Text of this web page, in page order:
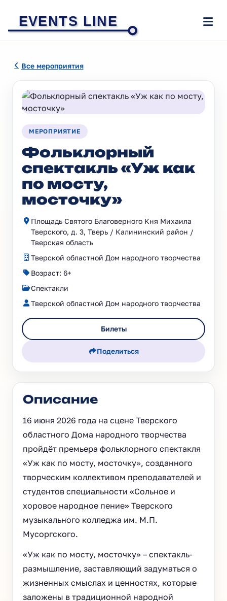
EVENTS LINE
Все мероприятия
МЕРОПРИЯТИЕ
Фольклорный
спектакль «Уж как
по мосту,
мосточку»
Площадь Святого Благоверного Кня Михаила
Тверского, д. 3, Тверь / Калининский район /
Тверская область
Тверской областной Дом народного творчества
Возраст: 6+
Спектакли
Тверской областной Дом народного творчества
Билеты
Поделиться
Описание
16 июня 2026 года на сцене Тверского
областного Дома народного творчества
пройдёт премьера фольклорного спектакля
«Уж как по мосту, мосточку», созданного
творческим коллективом преподавателей и
студентов специальности «Сольное и
хоровое народное пение» Тверского
музыкального колледжа им. М.П.
Мусоргского.
«Уж как по мосту, мосточку» – спектакль-
размышление, заставляющий задуматься о
жизненных смыслах и ценностях, которые
заложены в традиционной народной